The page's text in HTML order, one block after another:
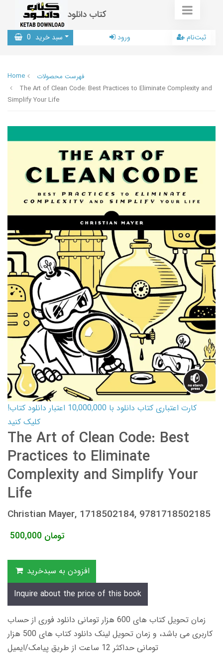
کتاب دانلود
سبد خرید 0 ورود ثبت‌نام
Home
فهرست محصولات
The Art of Clean Code: Best Practices to Eliminate Complexity and
Simplify Your Life
کارت اعتباری کتاب دانلود با 10,000,000 اعتبار دانلود کتاب!
کلیک کنید
The Art of Clean Code: Best
Practices to Eliminate
Complexity and Simplify Your
Life
Christian Mayer, 1718502184, 9781718502185
500,000 تومان
افزودن به سبدخرید
Inquire about the price of this book
زمان تحویل کتاب های 600 هزار تومانی دانلود فوری از حساب
کاربری می باشد، و زمان تحویل لینک دانلود کتاب های 500 هزار
تومانی حداکثر 12 ساعت از طریق پیامک/ایمیل